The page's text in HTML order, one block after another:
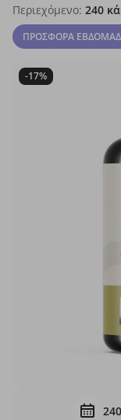
Περιεχόμενο: 240
ΠΡΟΣΦΟΡΑ
-17%
240